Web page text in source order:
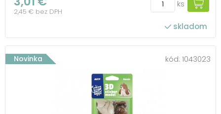
2,45 € bez DPH
ks
skladom
Novinka kód: 1043023